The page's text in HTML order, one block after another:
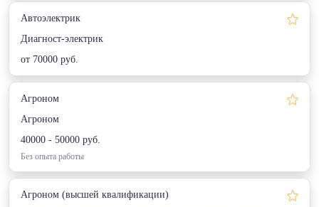
Автоэлектрик
Диагност-электрик
от 70000 руб.
Агроном
Агроном
40000 - 50000 руб.
Без опыта работы
Агроном (высшей квалификации)